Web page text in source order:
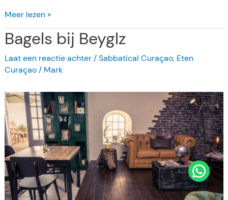
i
s
v
o
g
l
e
i
e
e
n
s
Z
o
n
d
a
o
p
C
u
r
a
ç
a
Meer lezen »
Bagels bij Beyglz
Laat een reactie achter /Sabbatical Curaçao, Eten
Curaçao/ Mark